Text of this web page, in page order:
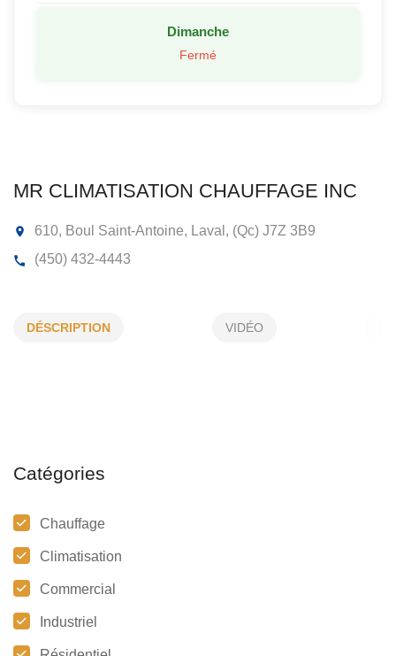
MR CLIMATISATION CHAUFFAGE INC
DÉSCRIPTION VIDÉO
Catégories
Chauffage
Climatisation
Commercial
Industriel
Dimanche
Fermé